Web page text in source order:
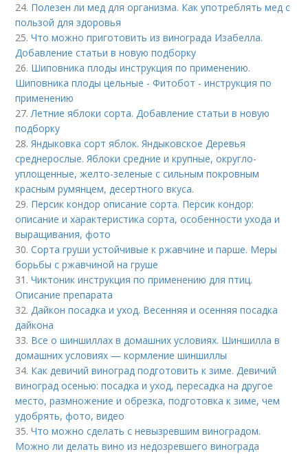
24. Полезен ли мед для организма. Как употреблять мед с
пользой для здоровья
25.Что можно приготовить из винограда Изабелла.
Добавление статьи в новую подборку
26. Шиповника плоды инструкция по применению.
Шиповника плоды цельные - Фитобот - инструкция по
применению
27.Летние яблоки сорта. Добавление статьи в новую
подборку
28.Яндыковка сорт яблок. Яндыковское Деревья
среднерослые. Яблоки средние и крупные, округло-
уплощенные, желто-зеленые с сильным покровным
красным румянцем, десертного вкуса.
29. Персик кондор описание сорта. Персик кондор:
описание и характеристика сорта, особенности ухода и
выращивания, фото
30.Сорта груши устойчивые к ржавчине и парше. Меры
борьбы с ржавчиной на груше
31.Чиктоник инструкция по применению для птиц.
Описание препарата
32.Дайкон посадка и уход. Весенняя и осенняя посадка
дайкона
33. Все о шиншиллах в домашних условиях. Шиншилла в
домашних условиях — кормление шиншиллы
34. Как девичий виноград подготовить к зиме. Девичий
виноград осенью: посадка и уход, пересадка на другое
место, размножение и обрезка, подготовка к зиме, чем
удобрять, фото, видео
35.Что можно сделать с невызревшим виноградом.
Можно ли делать вино из недозревшего винограда